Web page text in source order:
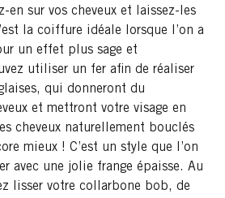
en sur vos cheveux et laissez-les
la coiffure idéale lorsque l’on a
un effet plus sage et
utiliser un fer afin de réaliser
qui donneront du
et mettront votre visage en
cheveux naturellement bouclés
mieux ! C’est un style que l’on
avec une jolie frange épaisse. Au
lisser votre collarbone bob, de